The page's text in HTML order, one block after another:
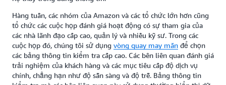
Hàng tuần, các nhóm của Amazon và các tổ chức lớn hơn cũng
tổ chức các cuộc họp đánh giá hoạt động có sự tham gia của
các nhà lãnh đạo cấp cao, quản lý và nhiều kỹ sư. Trong các
cuộc họp đó, chúng tôi sử dụng vòng quay may mắn để chọn
các bảng thông tin kiểm tra cấp cao. Các bên liên quan đánh giá
trải nghiệm của khách hàng và các mục tiêu cấp độ dịch vụ
chính, chẳng hạn như độ sẵn sàng và độ trễ. Bảng thông tin